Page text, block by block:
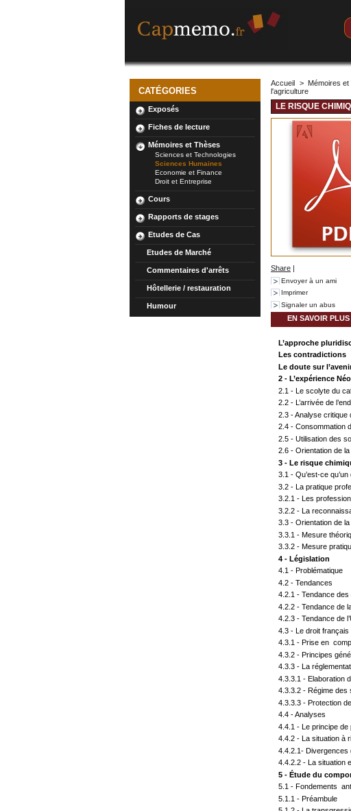
CATÉGORIES
Exposés
Fiches de lecture
Mémoires et Thèses
Sciences et Technologies
Sciences Humaines
Economie et Finance
Droit et Entreprise
Cours
Rapports de stages
Etudes de Cas
Etudes de Marché
Commentaires d'arrêts
Hôtellerie / restauration
Humour
Accueil > Mémoires et
l'agriculture
LE RISQUE
Share |
Envoyer à un ami
Imprimer
Signaler un abus
EN SAVOIR PLUS
L’approche
Les contradictions
Le doute sur
2 - L’expérience
2.1 - Le scolyte du
2.2 - L’arrivée de
2.3 - Analyse critique
2.4 - Consommation
2.5 - Utilisation des
2.6 - Orientation de
3 - Le risque
3.1 - Qu’est-ce
3.2 - La pratique
3.2.1 - Les
3.2.2 - La
3.3 - Orientation de
3.3.1 - Mesure
3.3.2 - Mesure
4 - Législation
4.1 - Problématique
4.2 -
4.2.1 - Tendance
4.2.2 - Tendance
4.2.3 - Tendance de
4.3 - Le droit
4.3.1 - Prise en
4.3.2 - Principes
4.3.3 - La
4.3.3.1 -
4.3.3.2 - Régime
4.3.3.3 - Protection
4.4 - Analyses
4.4.1 - Le principe de
4.4.2 - La situation à
4.4.2.1- Divergences
4.4.2.2 - La situation
5 - Étude du
5.1 - Fondements
5.1.1 - Préambule